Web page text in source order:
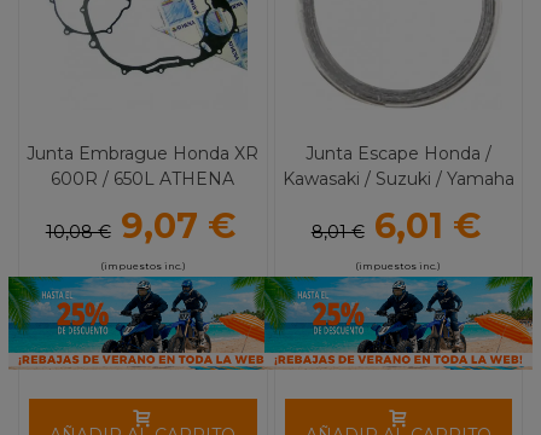
Junta Embrague Honda XR
600R / 650L ATHENA
10,08 € 9,07 €
(impuestos inc.)
Junta Escape Honda /
Kawasaki / Suzuki / Yamaha
8,01 € 6,01 €
(impuestos inc.)